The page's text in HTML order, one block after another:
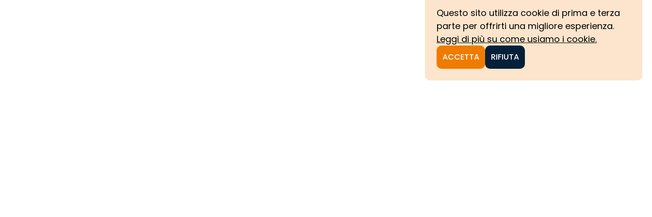
Questo sito utilizza cookie di prima e terza
parte per offrirti una migliore esperienza.
Leggi di più su come usiamo i cookie.
ACCETTA RIFIUTA